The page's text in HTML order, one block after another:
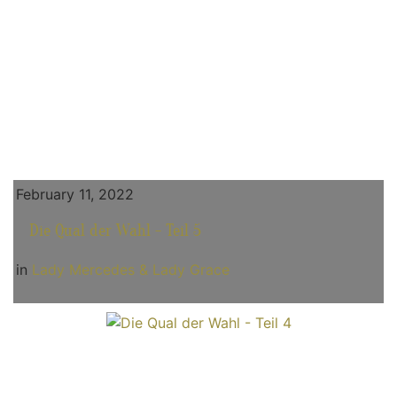
February 11, 2022
Die Qual der Wahl - Teil 5
in Lady Mercedes & Lady Grace